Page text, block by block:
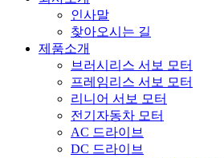
인사말
찾아오시는 길
제품소개
브러시리스 서보 모터
프레임리스 서보 모터
리니어 서보 모터
전기자동차 모터
AC 드라이브
DC 드라이브